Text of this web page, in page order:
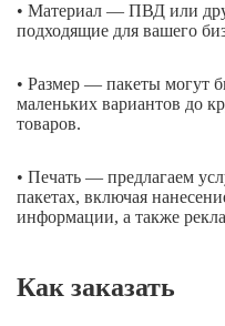
• Материал — ПВД или
подходящие для вашего
• Размер — пакеты могут
маленьких вариантов до
товаров.
• Печать — предлагаем
пакетах, включая
информации, а также
Как заказать